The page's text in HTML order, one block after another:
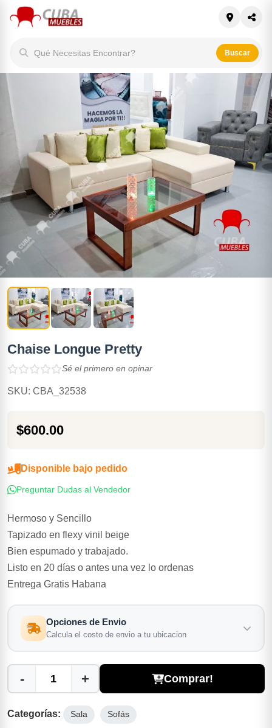
Qué Necesitas Encontrar? Buscar
Chaise Longue Pretty
Sé el primero en opinar
SKU: CBA_32538
$600.00
Disponible bajo pedido
Preguntar Dudas al Vendedor
Hermoso y Sencillo
Tapizado en flexy vinil beige
Bien espumado y trabajado.
Listo en 20 días o antes una vez lo ordenas
Entrega Gratis Habana
Opciones de Envio
Calcula el costo de envio a tu ubicacion
- + Comprar!
Categorías: Sala Sofás